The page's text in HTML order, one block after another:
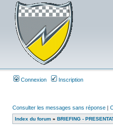
Connexion Inscription
Consulter les messages sans réponse |
Index du forum » BRIEFING -